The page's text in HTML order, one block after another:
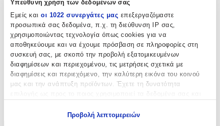
Υπεύθυνη χρήση των δεδομένων σας
Εμείς και οι 1022 συνεργάτες μας επεξεργαζόμαστε
προσωπικά σας δεδομένα, π.χ. τη διεύθυνση IP σας,
χρησιμοποιώντας τεχνολογία όπως cookies για να
αποθηκεύουμε και να έχουμε πρόσβαση σε πληροφορίες στη
συσκευή σας, με σκοπό την προβολή εξατομικευμένων
διαφημίσεων και περιεχομένου, τις μετρήσεις σχετικά με
διαφημίσεις και περιεχόμενο, την καλύτερη εικόνα του κοινού
μας και την ανάπτυξη προϊόντων. Έχετε τη δυνατότητα
Προβολή λεπτομερειών
Μπρελόκ
με Led:
Όχι
Χειροποίητο:
Όχι